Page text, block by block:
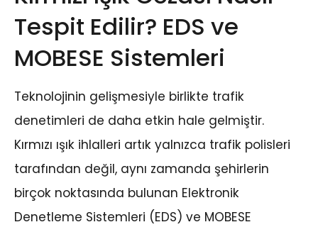
Tespit Edilir? EDS ve
MOBESE Sistemleri
Teknolojinin gelişmesiyle birlikte trafik
denetimleri de daha etkin hale gelmiştir.
Kırmızı ışık ihlalleri artık yalnızca trafik polisleri
tarafından değil, aynı zamanda şehirlerin
birçok noktasında bulunan Elektronik
Denetleme Sistemleri (EDS) ve MOBESE